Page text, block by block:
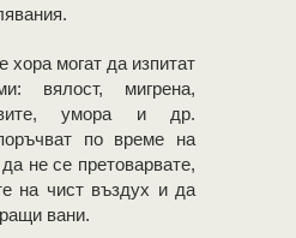
хора могат да изпитат
вялост, мигрена,
умора и др.
по време на
не се претоварвате,
на чист въздух и да
вани.